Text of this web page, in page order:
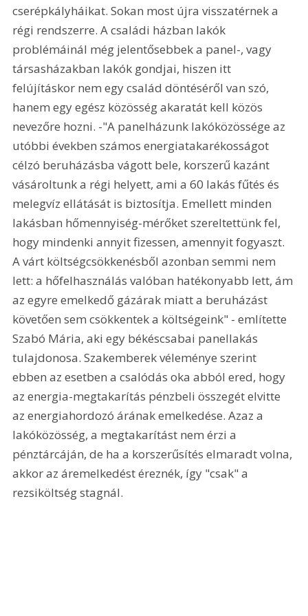
cserépkályháikat. Sokan most újra visszatérnek a
régi rendszerre. A családi házban lakók
problémáinál még jelentősebbek a panel-, vagy
társasházakban lakók gondjai, hiszen itt
felújításkor nem egy család döntéséről van szó,
hanem egy egész közösség akaratát kell közös
nevezőre hozni. -"A panelházunk lakóközössége az
utóbbi években számos energiatakarékosságot
célzó beruházásba vágott bele, korszerű kazánt
vásároltunk a régi helyett, ami a 60 lakás fűtés és
melegvíz ellátását is biztosítja. Emellett minden
lakásban hőmennyiség-mérőket szereltettünk fel,
hogy mindenki annyit fizessen, amennyit fogyaszt.
A várt költségcsökkenésből azonban semmi nem
lett: a hőfelhasználás valóban hatékonyabb lett, ám
az egyre emelkedő gázárak miatt a beruházást
követően sem csökkentek a költségeink" - említette
Szabó Mária, aki egy békéscsabai panellakás
tulajdonosa. Szakemberek véleménye szerint
ebben az esetben a csalódás oka abból ered, hogy
az energia-megtakarítás pénzbeli összegét elvitte
az energiahordozó árának emelkedése. Azaz a
lakóközösség, a megtakarítást nem érzi a
pénztárcáján, de ha a korszerűsítés elmaradt volna,
akkor az áremelkedést éreznék, így "csak" a
rezsiköltség stagnál.